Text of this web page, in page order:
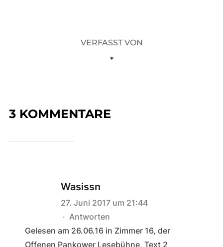
VERFASST VON
*
3 KOMMENTARE
Wasissn
27. Juni 2017 um 21:44
· Antworten
Gelesen am 26.06.16 in Zimmer 16, der
Offenen Pankower Lesebühne, Text 2